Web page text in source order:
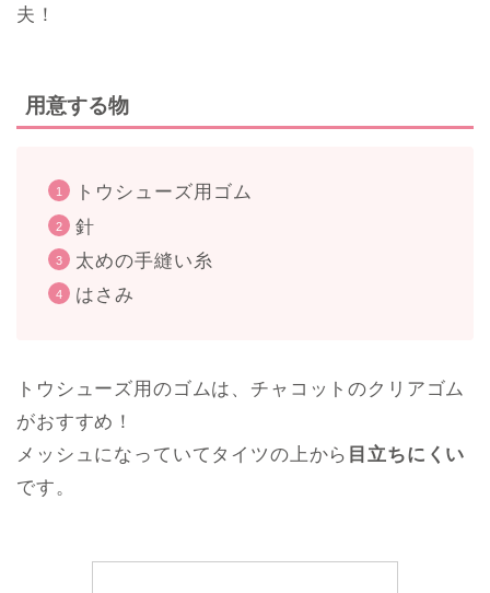
夫！
用意する物
トウシューズ用ゴム
針
太めの手縫い糸
はさみ
トウシューズ用のゴムは、チャコットのクリアゴム
がおすすめ！
メッシュになっていてタイツの上から 目立ちにくい
です。